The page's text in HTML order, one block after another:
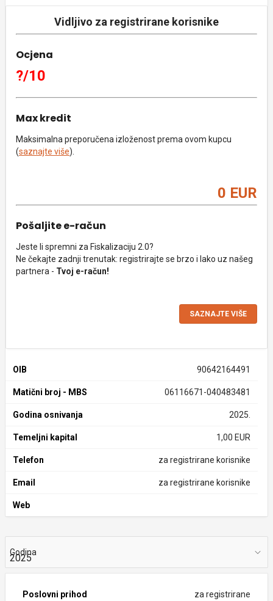
Vidljivo za registrirane korisnike
Ocjena
?/10
Max kredit
Maksimalna preporučena izloženost prema ovom kupcu
(saznajte više).
0 EUR
Pošaljite e-račun
Jeste li spremni za Fiskalizaciju 2.0?
Ne čekajte zadnji trenutak: registrirajte se brzo i lako uz našeg
partnera - Tvoj e-račun!
SAZNAJTE VIŠE
OIB 90642164491
Matični broj - MBS 06116671-040483481
Godina osnivanja 2025.
Temeljni kapital 1,00 EUR
Telefon za registrirane korisnike
Email za registrirane korisnike
Web
Godina
Poslovni prihod
za registrirane